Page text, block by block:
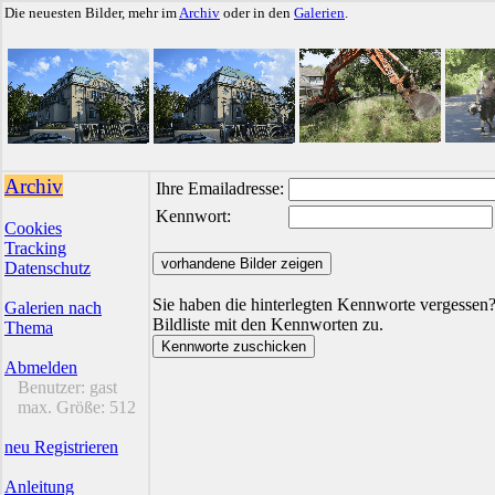
Die neuesten Bilder, mehr imArchiv oder in den Galerien.
Archiv
Cookies
Tracking
Datenschutz
Galerien nach
Thema
Abmelden
Benutzer: gast
max. Größe: 512
neu Registrieren
Anleitung
Ihre Emailadresse:
Kennwort:
Sie haben die hinterlegten Kennworte
Bildliste mit den Kennworten zu.